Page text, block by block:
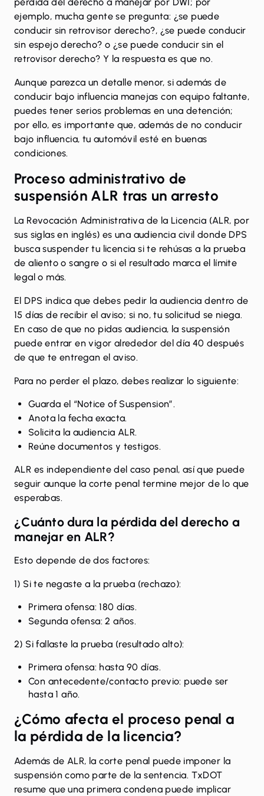
pérdida del derecho a manejar por DWI; por
ejemplo, mucha gente se pregunta: ¿se puede
conducir sin retrovisor derecho?, ¿se puede conducir
sin espejo derecho? o ¿se puede conducir sin el
retrovisor derecho? Y la respuesta es que no.
Aunque parezca un detalle menor, si además de
conducir bajo influencia manejas con equipo faltante,
puedes tener serios problemas en una detención;
por ello, es importante que, además de no conducir
bajo influencia, tu automóvil esté en buenas
condiciones.
Proceso administrativo de
suspensión ALR tras un arresto
La Revocación Administrativa de la Licencia (ALR, por
sus siglas en inglés) es una audiencia civil donde DPS
busca suspender tu licencia si te rehúsas a la prueba
de aliento o sangre o si el resultado marca el límite
legal o más.
El DPS indica que debes pedir la audiencia dentro de
15 días de recibir el aviso; si no, tu solicitud se niega.
En caso de que no pidas audiencia, la suspensión
puede entrar en vigor alrededor del día 40 después
de que te entregan el aviso.
Para no perder el plazo, debes realizar lo siguiente:
Guarda el “Notice of Suspension”.
Anota la fecha exacta.
Solicita la audiencia ALR.
Reúne documentos y testigos.
ALR es independiente del caso penal, así que puede
seguir aunque la corte penal termine mejor de lo que
esperabas.
¿Cuánto dura la pérdida del derecho a
manejar en ALR?
Esto depende de dos factores:
1) Si te negaste a la prueba (rechazo):
Primera ofensa: 180 días.
Segunda ofensa: 2 años.
2) Si fallaste la prueba (resultado alto):
Primera ofensa: hasta 90 días.
Con antecedente/contacto previo: puede ser
hasta 1 año.
¿Cómo afecta el proceso penal a
la pérdida de la licencia?
Además de ALR, la corte penal puede imponer la
suspensión como parte de la sentencia. TxDOT
resume que una primera condena puede implicar